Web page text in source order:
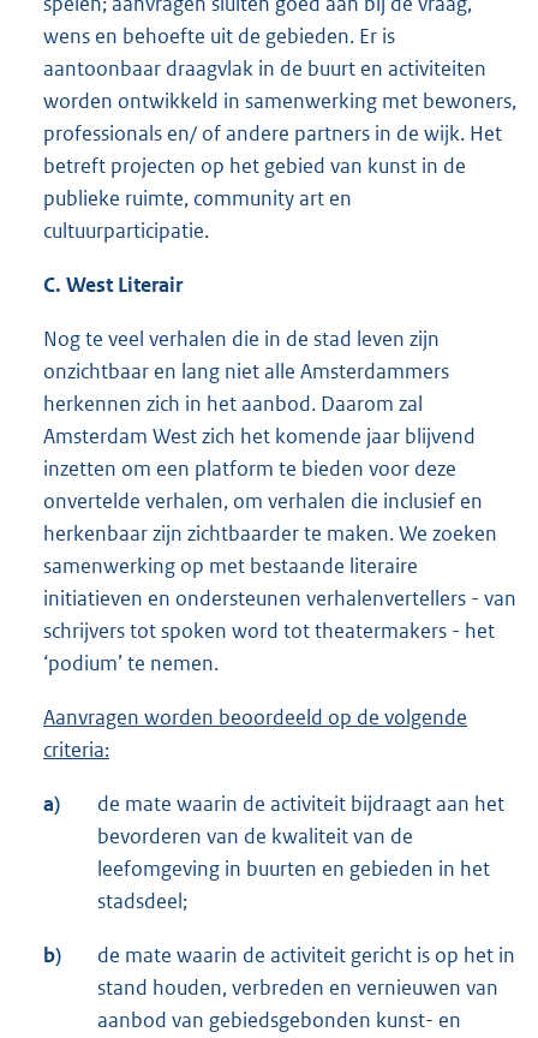
wens en behoefte uit de gebieden. Er is
aantoonbaar draagvlak in de buurt en activiteiten
worden ontwikkeld in samenwerking met bewoners,
professionals en/ of andere partners in de wijk. Het
betreft projecten op het gebied van kunst in de
publieke ruimte, community art en
cultuurparticipatie.
C. West Literair
Nog te veel verhalen die in de stad leven zijn
onzichtbaar en lang niet alle Amsterdammers
herkennen zich in het aanbod. Daarom zal
Amsterdam West zich het komende jaar blijvend
inzetten om een platform te bieden voor deze
onvertelde verhalen, om verhalen die inclusief en
herkenbaar zijn zichtbaarder te maken. We zoeken
samenwerking op met bestaande literaire
initiatieven en ondersteunen verhalenvertellers - van
schrijvers tot spoken word tot theatermakers - het
‘podium’ te nemen.
Aanvragen worden beoordeeld op de volgende
criteria:
a)
de mate waarin de activiteit bijdraagt aan het
bevorderen van de kwaliteit van de
leefomgeving in buurten en gebieden in het
stadsdeel;
b)
de mate waarin de activiteit gericht is op het in
stand houden, verbreden en vernieuwen van
aanbod van gebiedsgebonden kunst- en